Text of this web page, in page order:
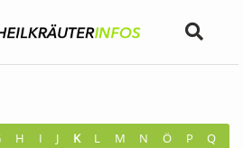
H I J K L M N Ö P
Q